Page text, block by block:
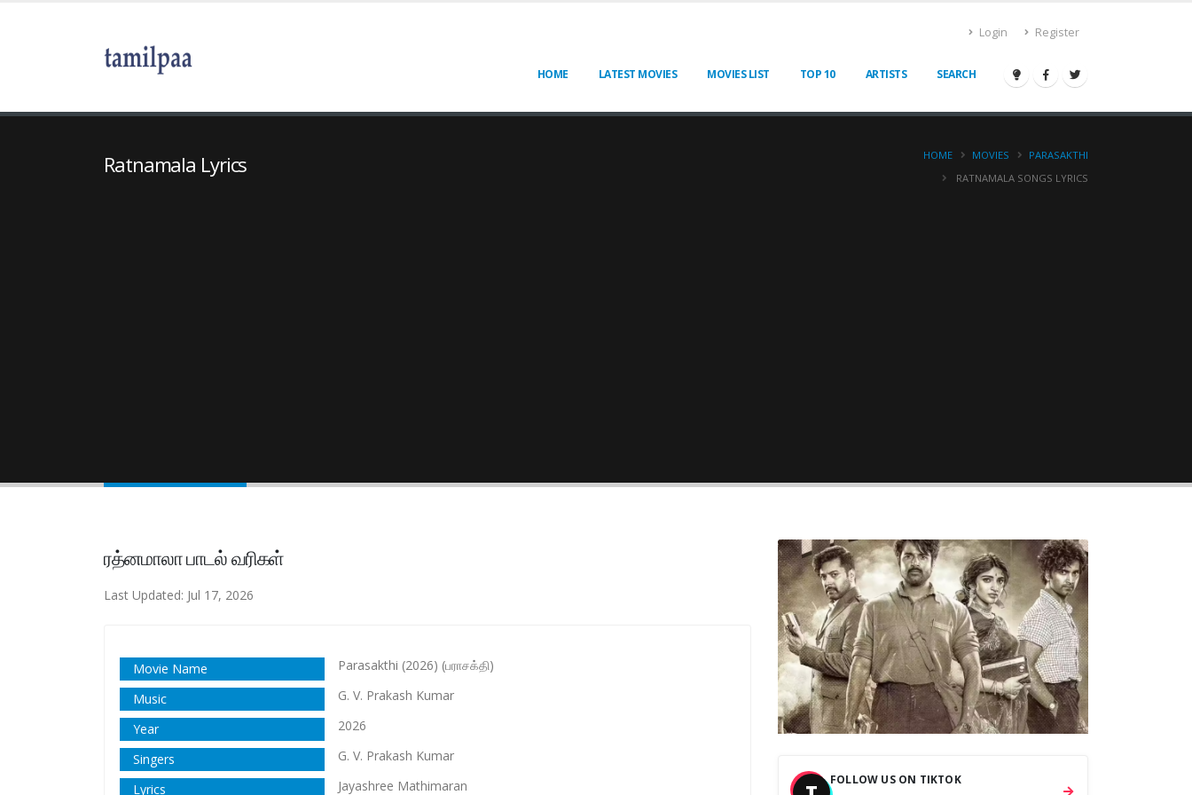
Login Register
HOME LATEST MOVIES MOVIES LIST TOP 10 ARTISTS SEARCH
Ratnamala Lyrics HOME MOVIES
PARASAKTHI
RATNAMALA SONGS LYRICS
ரத்னமாலா பாடல் வரிகள்
Last Updated: Jul 17, 2026
Movie Name
Parasakthi (2026) (பராசக்தி)
Music
G. V. Prakash Kumar
Year
2026
Singers
G. V. Prakash Kumar
Lyrics
Jayashree Mathimaran FOLLOW US ON TIKTOK